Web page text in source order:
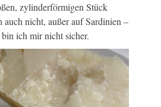
zylinderförmigen Stück
auch nicht, außer auf Sardinien –
ich mir nicht sicher.